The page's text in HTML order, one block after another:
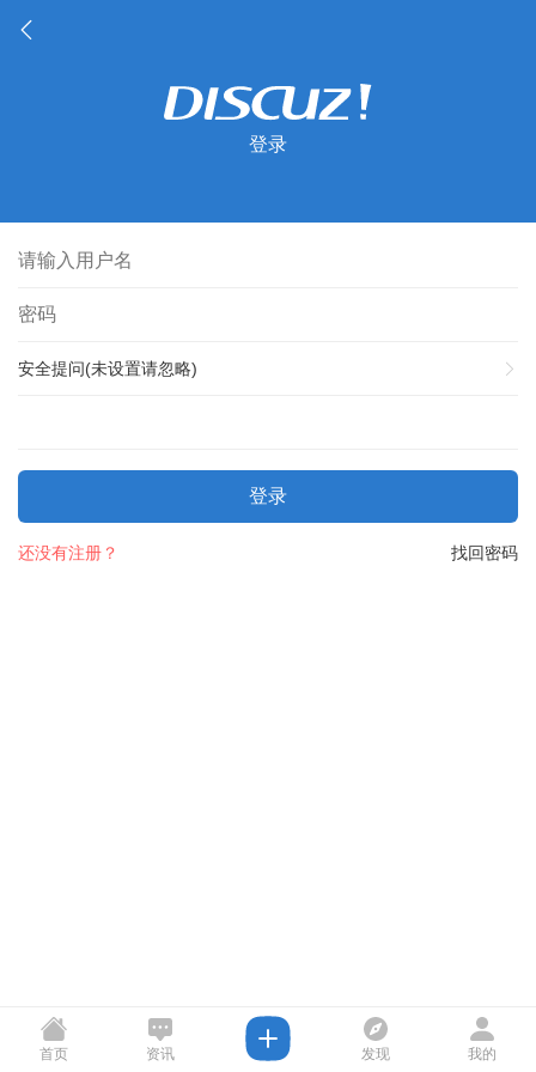
登录
安全提问(未设置请忽略)
登录
找回密码
还没有注册？
首页 资讯 发现 我的